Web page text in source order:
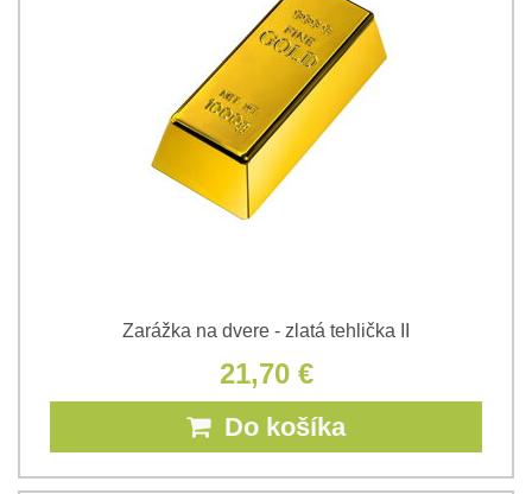
Zarážka na dvere - zlatá tehlička II
21,70 €
Do košíka